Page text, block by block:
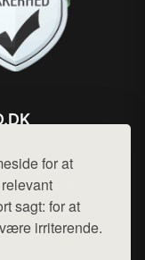
for at
sagt: for at
irriterende.
hej@want.dk
og privatlivspolitik